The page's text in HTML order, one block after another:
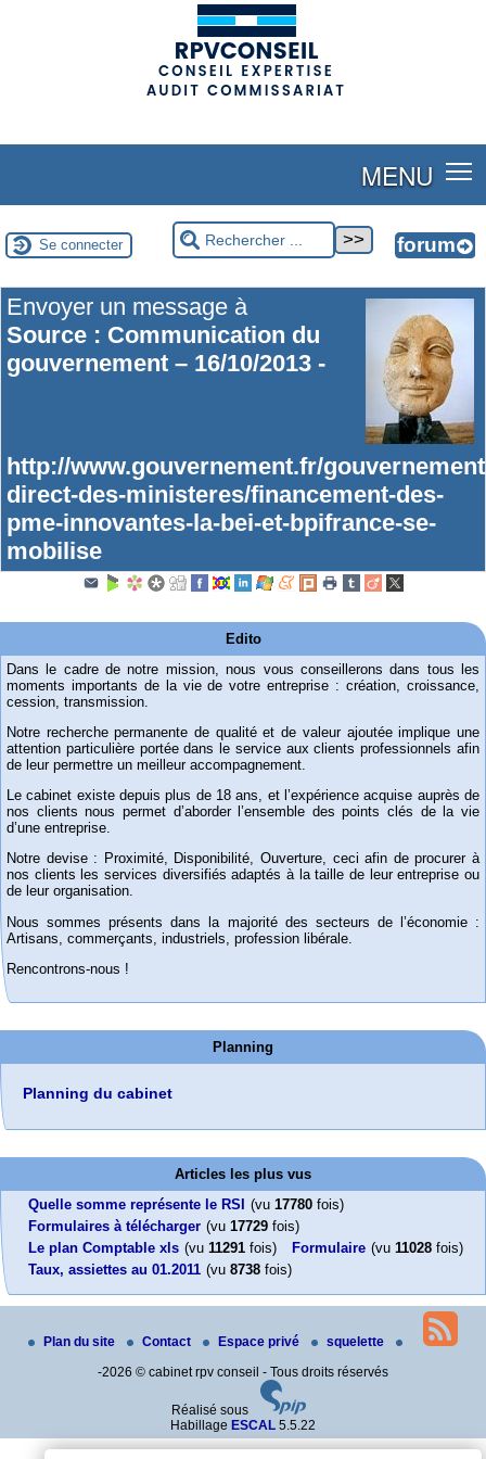
MENU
Se connecter
Envoyer un message à
Source : Communication du
gouvernement – 16/10/2013 -
http://www.gouvernement.fr/
direct-des-ministeres/financement-des-
pme-innovantes-la-bei-et-bpifrance-se-
mobilise
Edito
Dans le cadre de notre mission, nous vous conseillerons dans tous les
moments importants de la vie de votre entreprise : création, croissance,
cession, transmission.
Notre recherche permanente de qualité et de valeur ajoutée implique une
attention particulière portée dans le service aux clients professionnels afin
de leur permettre un meilleur accompagnement.
Le cabinet existe depuis plus de 18 ans, et l’expérience acquise auprès de
nos clients nous permet d’aborder l’ensemble des points clés de la vie
d’une entreprise.
Notre devise : Proximité, Disponibilité, Ouverture, ceci afin de procurer à
nos clients les services diversifiés adaptés à la taille de leur entreprise ou
de leur organisation.
Nous sommes présents dans la majorité des secteurs de l’économie :
Artisans, commerçants, industriels, profession libérale.
Rencontrons-nous !
Planning
Planning du cabinet
Articles les plus vus
Quelle somme représente le RSI
(vu 17780 fois)
Formulaires à télécharger (vu 17729 fois)
Le plan Comptable xls (vu 11291 fois) Formulaire (vu 11028 fois)
Taux, assiettes au 01.2011 (vu 8738 fois)
Plan du site Contact Espace privé
squelette
-2026 © cabinet rpv conseil - Tous droits réservés
Réalisé sous
Habillage ESCAL 5.5.22